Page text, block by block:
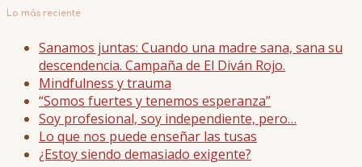
Lo más reciente
Sanamos juntas: Cuando una madre sana, sana su
descendencia. Campaña de El Diván Rojo.
Mindfulness y trauma
“Somos fuertes y tenemos esperanza”
Soy profesional, soy independiente, pero…
Lo que nos puede enseñar las tusas
¿Estoy siendo demasiado exigente?